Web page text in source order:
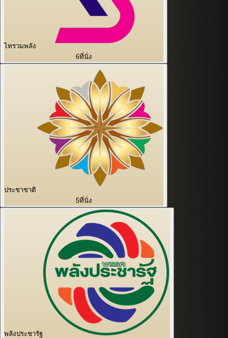
ไทรวมพลัง
6ที่นั่ง
ประชาชาติ
5ที่นั่ง
พลังประชารัฐ